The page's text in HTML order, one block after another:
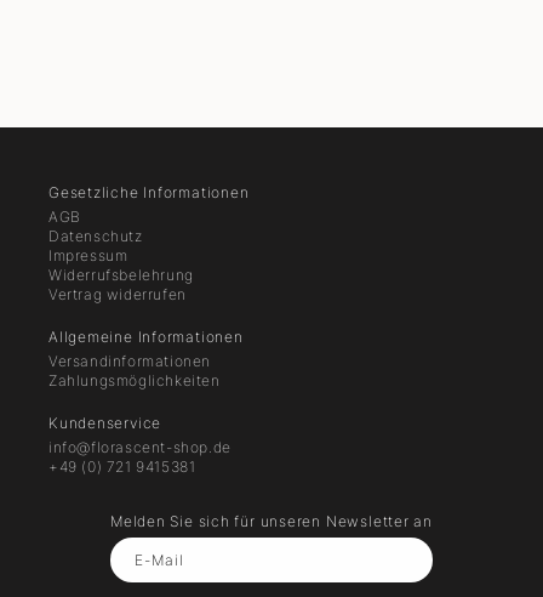
Gesetzliche Informationen
AGB
Datenschutz
Impressum
Widerrufsbelehrung
Vertrag widerrufen
Allgemeine Informationen
Versandinformationen
Zahlungsmöglichkeiten
Kundenservice
info@florascent-shop.de
+49 (0) 721 9415381
Melden Sie sich für unseren Newsletter an
E-Mail